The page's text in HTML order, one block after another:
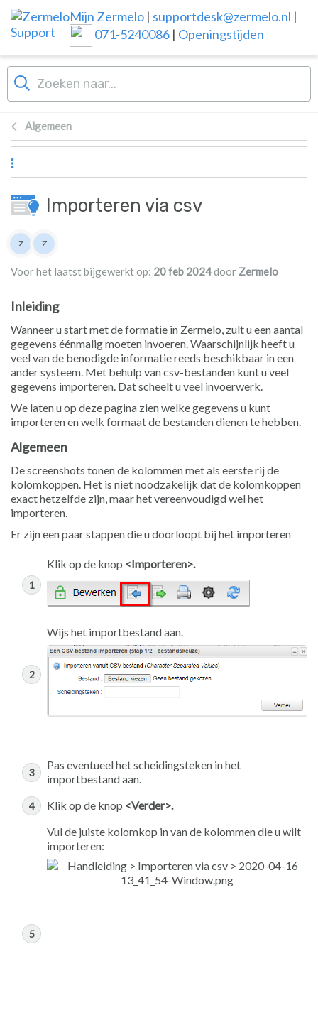
Overslaan naar hoofdinhoud
Mijn Zermelo | supportdesk@zermelo.nl |
071-5240086 | Openingstijden
Algemeen
Importeren via csv
Lijst van auteurs
Z Z
Voor het laatst bijgewerkt op: 20 feb 2024door Zermelo
Inleiding
Wanneer u start met de formatie in Zermelo, zult u een aantal
gegevens éénmalig moeten invoeren. Waarschijnlijk heeft u
veel van de benodigde informatie reeds beschikbaar in een
ander systeem. Met behulp van csv-bestanden kunt u veel
gegevens importeren. Dat scheelt u veel invoerwerk.
We laten u op deze pagina zien welke gegevens u kunt
importeren en welk formaat de bestanden dienen te hebben.
Algemeen
De screenshots tonen de kolommen met als eerste rij de
kolomkoppen. Het is niet noodzakelijk dat de kolomkoppen
exact hetzelfde zijn, maar het vereenvoudigd wel het
importeren.
Er zijn een paar stappen die u doorloopt bij het importeren
Klik op de knop <Importeren>.
Wijs het importbestand aan.
Pas eventueel het scheidingsteken in het
importbestand aan.
Klik op de knop <Verder>.
Vul de juiste kolomkop in van de kolommen die u wilt
importeren: